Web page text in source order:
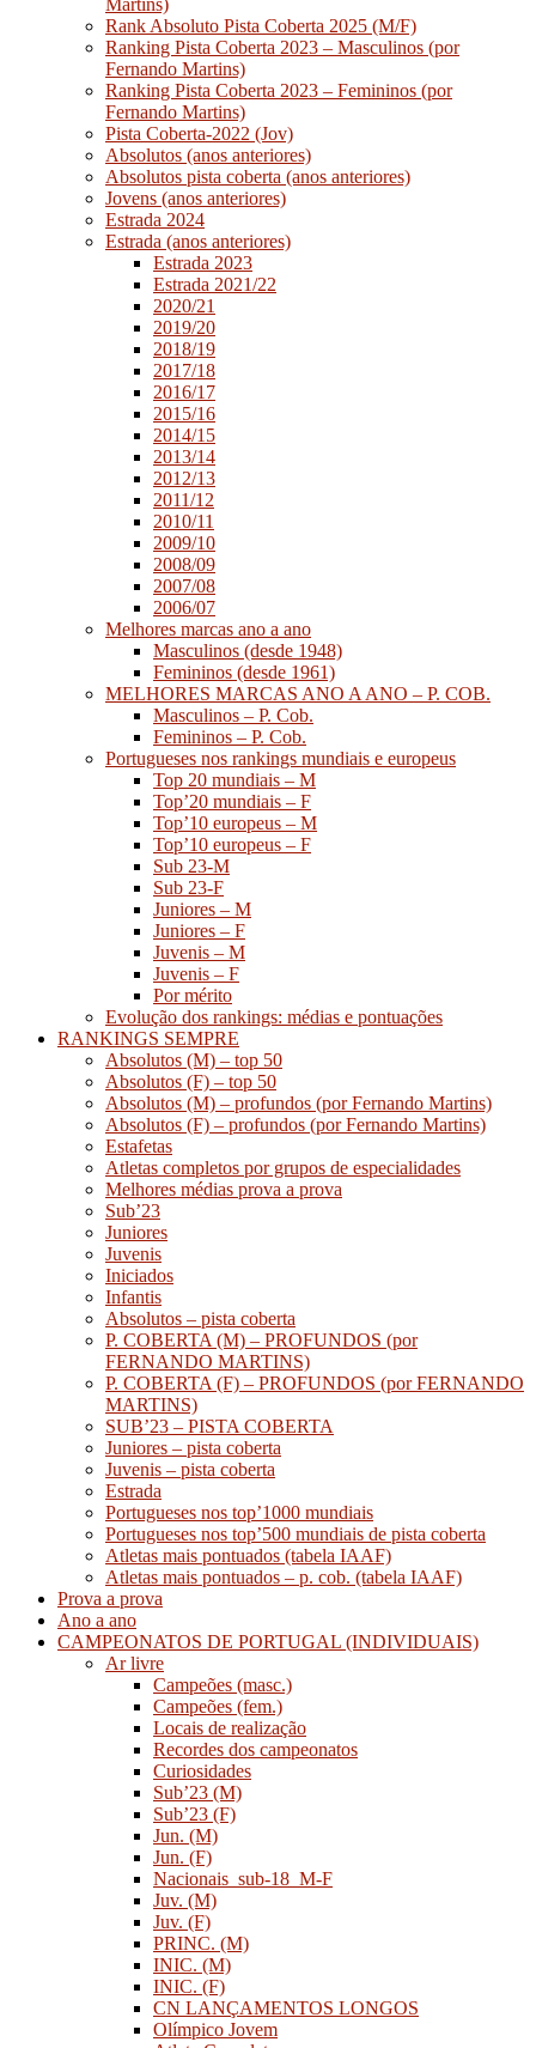
Rank Absoluto Pista Coberta 2025 (M/F)
Ranking Pista Coberta 2023 – Masculinos (por
Fernando Martins)
Ranking Pista Coberta 2023 – Femininos (por
Fernando Martins)
Pista Coberta-2022 (Jov)
Absolutos (anos anteriores)
Absolutos pista coberta (anos anteriores)
Jovens (anos anteriores)
Estrada 2024
Estrada (anos anteriores)
Estrada 2023
Estrada 2021/22
2020/21
2019/20
2018/19
2017/18
2016/17
2015/16
2014/15
2013/14
2012/13
2011/12
2010/11
2009/10
2008/09
2007/08
2006/07
Melhores marcas ano a ano
Masculinos (desde 1948)
Femininos (desde 1961)
MELHORES MARCAS ANO A ANO – P. COB.
Masculinos – P. Cob.
Femininos – P. Cob.
Portugueses nos rankings mundiais e europeus
Top 20 mundiais – M
Top’20 mundiais – F
Top’10 europeus – M
Top’10 europeus – F
Sub 23-M
Sub 23-F
Juniores – M
Juniores – F
Juvenis – M
Juvenis – F
Por mérito
Evolução dos rankings: médias e pontuações
RANKINGS SEMPRE
Absolutos (M) – top 50
Absolutos (F) – top 50
Absolutos (M) – profundos (por Fernando Martins)
Absolutos (F) – profundos (por Fernando Martins)
Estafetas
Atletas completos por grupos de especialidades
Melhores médias prova a prova
Sub’23
Juniores
Juvenis
Iniciados
Infantis
Absolutos – pista coberta
P. COBERTA (M) – PROFUNDOS (por
FERNANDO MARTINS)
P. COBERTA (F) – PROFUNDOS (por FERNANDO
MARTINS)
SUB’23 – PISTA COBERTA
Juniores – pista coberta
Juvenis – pista coberta
Estrada
Portugueses nos top’1000 mundiais
Portugueses nos top’500 mundiais de pista coberta
Atletas mais pontuados (tabela IAAF)
Atletas mais pontuados – p. cob. (tabela IAAF)
Prova a prova
Ano a ano
CAMPEONATOS DE PORTUGAL (INDIVIDUAIS)
Ar livre
Campeões (masc.)
Campeões (fem.)
Locais de realização
Recordes dos campeonatos
Curiosidades
Sub’23 (M)
Sub’23 (F)
Jun. (M)
Jun. (F)
Nacionais_sub-18_M-F
Juv. (M)
Juv. (F)
PRINC. (M)
INIC. (M)
INIC. (F)
CN LANÇAMENTOS LONGOS
Olímpico Jovem